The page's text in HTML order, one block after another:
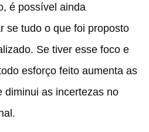
é possível ainda
se tudo o que foi proposto
Se tiver esse foco e
esforço feito aumenta as
diminui as incertezas no